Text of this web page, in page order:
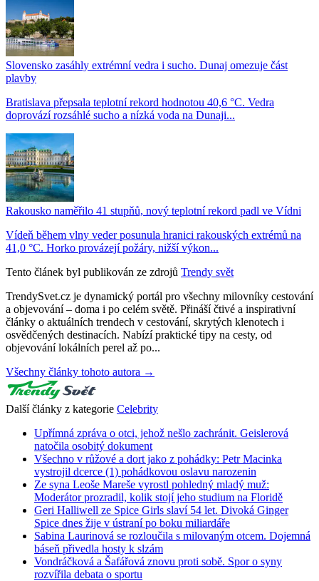
Slovensko zasáhly extrémní vedra i sucho. Dunaj omezuje část
plavby
Bratislava přepsala teplotní rekord hodnotou 40,6 °C. Vedra
doprovází rozsáhlé sucho a nízká voda na Dunaji...
Rakousko naměřilo 41 stupňů, nový teplotní rekord padl ve Vídni
Vídeň během vlny veder posunula hranici rakouských extrémů na
41,0 °C. Horko provázejí požáry, nižší výkon...
Tento článek byl publikován ze zdrojů Trendy svět
TrendySvet.cz je dynamický portál pro všechny milovníky cestování
a objevování – doma i po celém světě. Přináší čtivé a inspirativní
články o aktuálních trendech v cestování, skrytých klenotech i
osvědčených destinacích. Nabízí praktické tipy na cesty, od
objevování lokálních perel až po...
Všechny články tohoto autora →
Další články z kategorie Celebrity
Upřímná zpráva o otci, jehož nešlo zachránit. Geislerová
natočila osobitý dokument
Všechno v růžové a dort jako z pohádky: Petr Macinka
vystrojil dcerce (1) pohádkovou oslavu narozenin
Ze syna Leoše Mareše vyrostl pohledný mladý muž:
Moderátor prozradil, kolik stojí jeho studium na Floridě
Geri Halliwell ze Spice Girls slaví 54 let. Divoká Ginger
Spice dnes žije v ústraní po boku miliardáře
Sabina Laurinová se rozloučila s milovaným otcem. Dojemná
báseň přivedla hosty k slzám
Vondráčková a Šafářová znovu proti sobě. Spor o syny
rozvířila debata o sportu